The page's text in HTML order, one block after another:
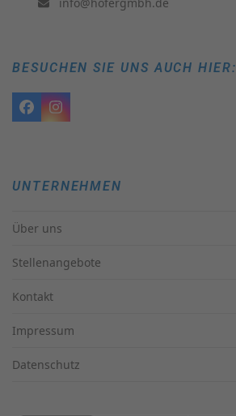
BESUCHEN SIE UNS AUCH HIER:
FacebookInstagram
UNTERNEHMEN
Über uns
Stellenangebote
Kontakt
Impressum
Datenschutz